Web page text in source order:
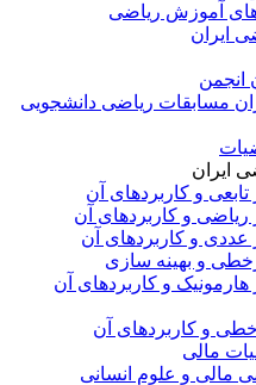
آموزش ریاضی
ایران
انجمن
مسابقات ریاضی دانشجویی
ایران
تابعی و کاربردهای آن
ریاضی و کاربردهای آن
عددی و کاربردهای آن
و بهینه سازی
هارمونیک و کاربردهای آن
و کاربردهای آن
مالی
مالی و علوم انسانی